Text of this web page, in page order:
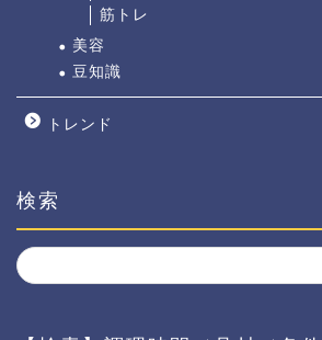
筋トレ
美容
豆知識
トレンド
検索